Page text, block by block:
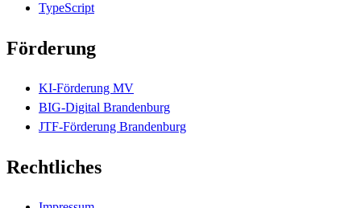
TypeScript
Förderung
KI-Förderung MV
BIG-Digital Brandenburg
JTF-Förderung Brandenburg
Rechtliches